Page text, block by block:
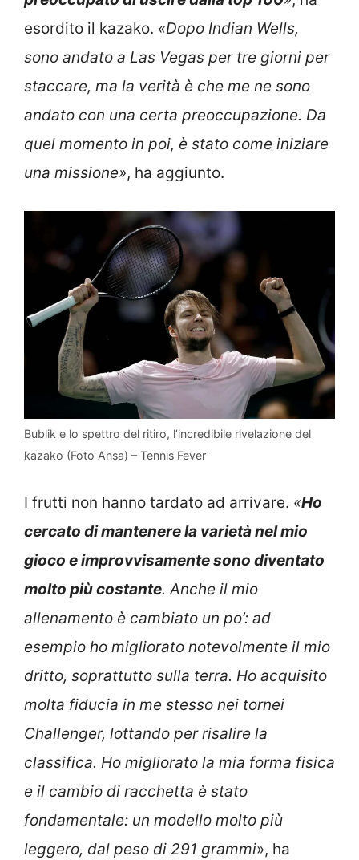
esordito il kazako. «Dopo Indian Wells,
sono andato a Las Vegas per tre giorni per
staccare, ma la verità è che me ne sono
andato con una certa preoccupazione. Da
quel momento in poi, è stato come iniziare
una missione», ha aggiunto.
Bublik e lo spettro del ritiro, l’incredibile rivelazione del
kazako (Foto Ansa) – Tennis Fever
I frutti non hanno tardato ad arrivare. «Ho
cercato di mantenere la varietà nel mio
gioco e improvvisamente sono diventato
molto più costante. Anche il mio
allenamento è cambiato un po’: ad
esempio ho migliorato notevolmente il mio
dritto, soprattutto sulla terra. Ho acquisito
molta fiducia in me stesso nei tornei
Challenger, lottando per risalire la
classifica. Ho migliorato la mia forma fisica
e il cambio di racchetta è stato
fondamentale: un modello molto più
leggero, dal peso di 291 grammi», ha